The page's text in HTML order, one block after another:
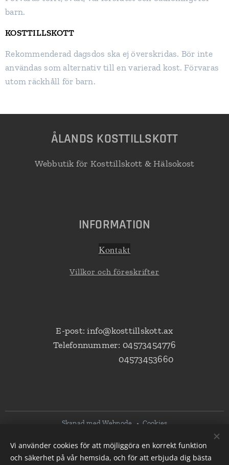
barn.
KOSTTILLSKOTT
Rekommenderad dagsdos ska ej överskridas. Bör inte
användas som alternativ till en varierad kost. Förvaras
utom räckhåll för barn.
ÅLANDS KOSTTILLSKOTT
Webbutik för Kosttillskott & Hälsokost
INFORMATION
Kontakt
Villkor och föreskrifter
E-post: info@kosttillskott.ax
Telefonnummer: 04573454776
04573453660
Skapad medWebnode Cookies
Språk
Svenska
Suomi
Vi använder cookies för att möjliggöra en korrekt funktion
och säkerhet på vår hemsida, och för att erbjuda dig bästa